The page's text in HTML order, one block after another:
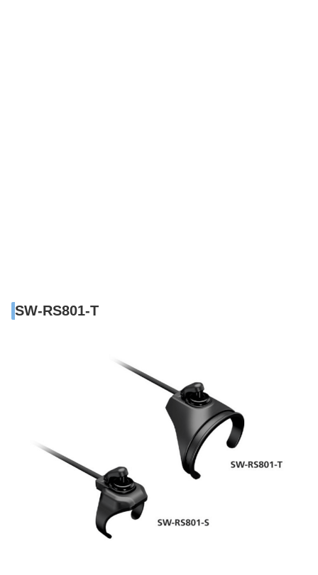
SW-RS801-T